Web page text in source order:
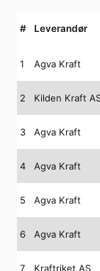
# Leverandør
1 Agva Kraft
2 Kilden Kraft
3 Agva Kraft
4 Agva Kraft
5 Agva Kraft
6 Agva Kraft
7 Kraftriket AS